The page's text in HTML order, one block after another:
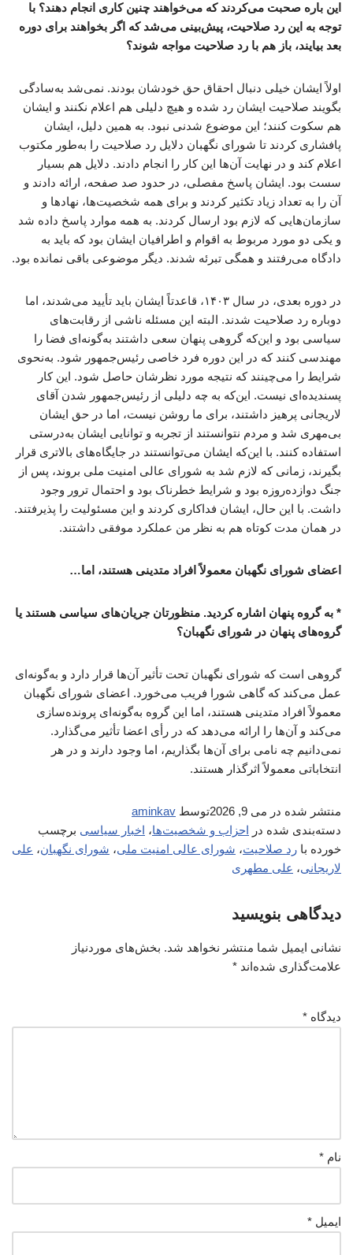
این باره صحبت می‌کردند که می‌خواهند چنین کاری انجام دهند؟ با
توجه به این رد صلاحیت، پیش‌بینی می‌شد که اگر بخواهند برای دوره
بعد بیایند، باز هم با رد صلاحیت مواجه شوند؟
اولاً ایشان خیلی دنبال احقاق حق خودشان بودند. نمی‌شد به‌سادگی
بگویند صلاحیت ایشان رد شده و هیچ دلیلی هم اعلام نکنند و ایشان
هم سکوت کنند؛ این موضوع شدنی نبود. به همین دلیل، ایشان
پافشاری کردند تا شورای نگهبان دلایل رد صلاحیت را به‌طور مکتوب
اعلام کند و در نهایت آن‌ها این کار را انجام دادند. دلایل هم بسیار
سست بود. ایشان پاسخ مفصلی، در حدود صد صفحه، ارائه دادند و
آن را به تعداد زیاد تکثیر کردند و برای همه شخصیت‌ها، نهادها و
سازمان‌هایی که لازم بود ارسال کردند. به همه موارد پاسخ داده شد
و یکی دو مورد مربوط به اقوام و اطرافیان ایشان بود که باید به
دادگاه می‌رفتند و همگی تبرئه شدند. دیگر موضوعی باقی نمانده بود.
در دوره بعدی، در سال ۱۴۰۳، قاعدتاً ایشان باید تأیید می‌شدند، اما
دوباره رد صلاحیت شدند. البته این مسئله ناشی از رقابت‌های
سیاسی بود و این‌که گروهی پنهان سعی داشتند به‌گونه‌ای فضا را
مهندسی کنند که در این دوره فرد خاصی رئیس‌جمهور شود. به‌نحوی
شرایط را می‌چینند که نتیجه مورد نظرشان حاصل شود. این کار
پسندیده‌ای نیست. این‌که به چه دلیلی از رئیس‌جمهور شدن آقای
لاریجانی پرهیز داشتند، برای ما روشن نیست، اما در حق ایشان
بی‌مهری شد و مردم نتوانستند از تجربه و توانایی ایشان به‌درستی
استفاده کنند. با این‌که ایشان می‌توانستند در جایگاه‌های بالاتری قرار
بگیرند، زمانی که لازم شد به شورای عالی امنیت ملی بروند، پس از
جنگ دوازده‌روزه بود و شرایط خطرناک بود و احتمال ترور وجود
داشت. با این حال، ایشان فداکاری کردند و این مسئولیت را پذیرفتند.
در همان مدت کوتاه هم به نظر من عملکرد موفقی داشتند.
اعضای شورای نگهبان معمولاً افراد متدینی هستند، اما…
* به گروه پنهان اشاره کردید. منظورتان جریان‌های سیاسی هستند یا
گروه‌های پنهان در شورای نگهبان؟
گروهی است که شورای نگهبان تحت تأثیر آن‌ها قرار دارد و به‌گونه‌ای
عمل می‌کند که گاهی شورا فریب می‌خورد. اعضای شورای نگهبان
معمولاً افراد متدینی هستند، اما این گروه به‌گونه‌ای پرونده‌سازی
می‌کند و آن‌ها را ارائه می‌دهد که در رأی اعضا تأثیر می‌گذارد.
نمی‌دانیم چه نامی برای آن‌ها بگذاریم، اما وجود دارند و در هر
انتخاباتی معمولاً اثرگذار هستند.
منتشر شده در می 9, 2026 توسط aminkav
دسته‌بندی شده در احزاب و شخصیت‌ها، اخبار سیاسی برچسب
خورده با رد صلاحیت، شورای عالی امنیت ملی، شورای نگهبان، علی
لاریجانی، علی مطهری
دیدگاهی بنویسید
نشانی ایمیل شما منتشر نخواهد شد. بخش‌های موردنیاز
علامت‌گذاری شده‌اند *
دیدگاه *
نام *
ایمیل *